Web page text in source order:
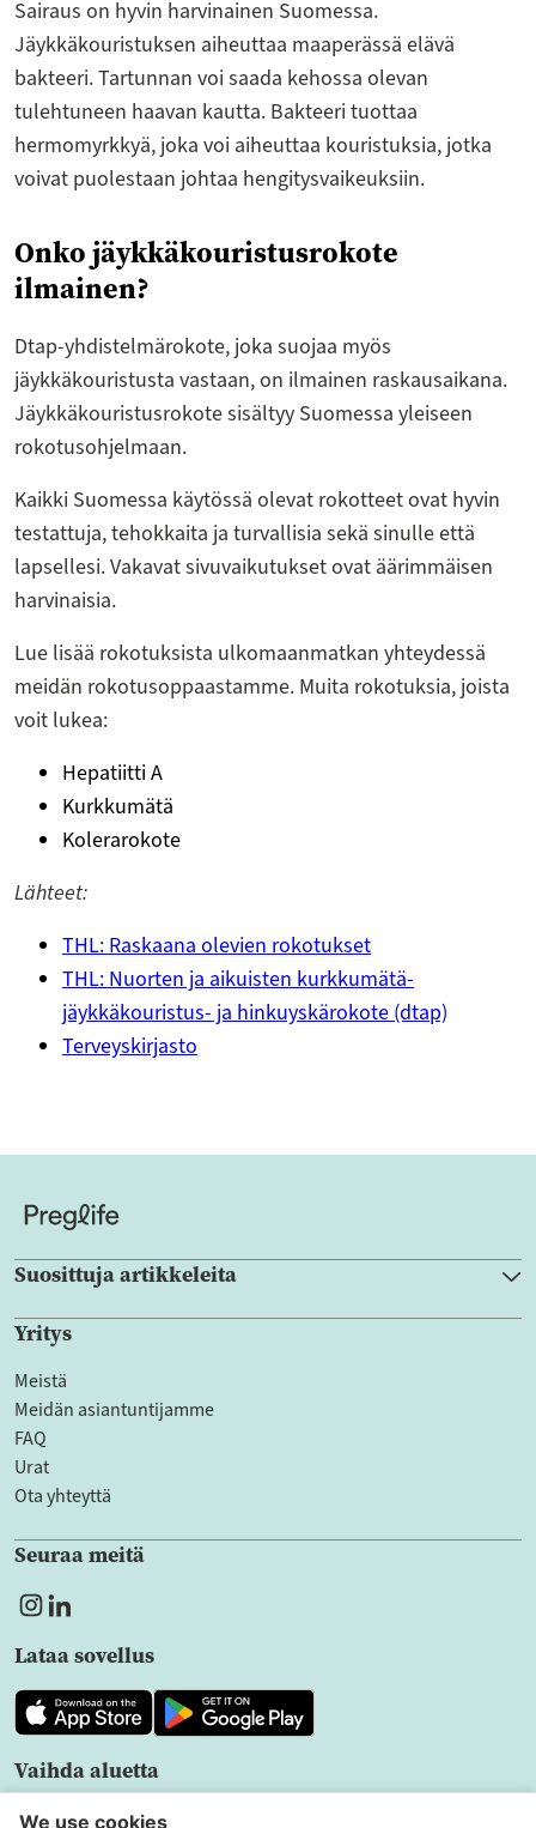
Sairaus on hyvin harvinainen Suomessa.
Jäykkäkouristuksen aiheuttaa maaperässä elävä
bakteeri. Tartunnan voi saada kehossa olevan
tulehtuneen haavan kautta. Bakteeri tuottaa
hermomyrkkyä, joka voi aiheuttaa kouristuksia, jotka
voivat puolestaan johtaa hengitysvaikeuksiin.
Onko jäykkäkouristusrokote
ilmainen?
Dtap-yhdistelmärokote, joka suojaa myös
jäykkäkouristusta vastaan, on ilmainen raskausaikana.
Jäykkäkouristusrokote sisältyy Suomessa yleiseen
rokotusohjelmaan.
Kaikki Suomessa käytössä olevat rokotteet ovat hyvin
testattuja, tehokkaita ja turvallisia sekä sinulle että
lapsellesi. Vakavat sivuvaikutukset ovat äärimmäisen
harvinaisia.
Lue lisää rokotuksista ulkomaanmatkan yhteydessä
meidän rokotusoppaastamme. Muita rokotuksia, joista
voit lukea:
Hepatiitti A
Kurkkumätä
Kolerarokote
Lähteet:
THL: Raskaana olevien rokotukset
THL: Nuorten ja aikuisten kurkkumätä-
jäykkäkouristus- ja hinkuyskärokote (dtap)
Terveyskirjasto
Suosittuja artikkeleita
Yritys
Meistä
Meidän asiantuntijamme
FAQ
Urat
Ota yhteyttä
Seuraa meitä
Lataa sovellus
Vaihda aluetta